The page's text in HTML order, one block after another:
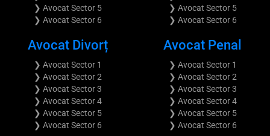
❯ Avocat Sector 5
❯ Avocat Sector 6
❯ Avocat Sector 5
❯ Avocat Sector 6
Avocat Divorț
❯ Avocat Sector 1
❯ Avocat Sector 2
❯ Avocat Sector 3
❯ Avocat Sector 4
❯ Avocat Sector 5
❯ Avocat Sector 6
Avocat Penal
❯ Avocat Sector 1
❯ Avocat Sector 2
❯ Avocat Sector 3
❯ Avocat Sector 4
❯ Avocat Sector 5
❯ Avocat Sector 6